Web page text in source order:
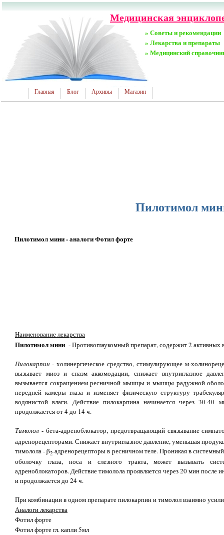
Медицинская
» Советы и рекомендации
» Лекарства и препараты
» Медицинский
Главная Блог Архивы Магазин
Пилотимол
Пилотимол мини - аналоги Фотил форте
Наименование лекарства
Пилотимол мини - Противоглаукомный препарат, содержит 2 активных
Пилокарпин - холинергическое средство, стимулирующее м-
вызывает миоз и спазм аккомодации, снижает внутриглазное
вызывается сокращением ресничной мышцы и мышцы радужной
передней камеры глаза и изменяет физическую структуру
водянистой влаги. Действие пилокарпина начинается через 30-
продолжается от 4 до 14 ч.
Тимолол - бета-адреноблокатор, предотвращающий связывание
адренорецепторами. Снижает внутриглазное давление, уменьшая
тимолола - β2-адренорецепторы в ресничном теле. Проникая в
оболочку глаза, носа и слезного тракта, может вызывать
адреноблокаторов. Действие тимолола проявляется через 20 мин после
и продолжается до 24 ч.
При комбинации в одном препарате пилокарпин и тимолол взаимно
Аналоги лекарства
Фотил форте
Фотил форте гл. капли 5мл